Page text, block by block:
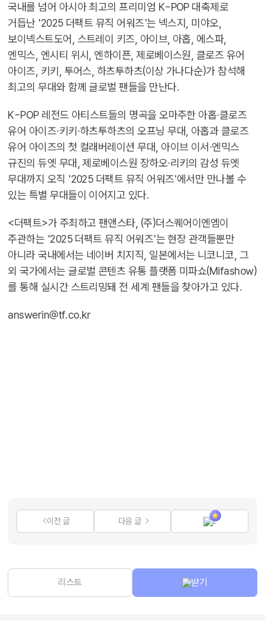
국내를 넘어 아시아 최고의 프리미엄 K-POP 대축제로
거듭난 '2025 더팩트 뮤직 어워즈'는 넥스지, 미야오,
보이넥스트도어, 스트레이 키즈, 아이브, 아홉, 에스파,
엔믹스, 엔시티 위시, 엔하이픈, 제로베이스원, 클로즈 유어
아이즈, 키키, 투어스, 하츠투하츠(이상 가나다순)가 참석해
최고의 무대와 함께 글로벌 팬들을 만난다.
K-POP 레전드 아티스트들의 명곡을 오마주한 아홉∙클로즈
유어 아이즈∙키키∙하츠투하츠의 오프닝 무대, 아홉과 클로즈
유어 아이즈의 첫 컬래버레이션 무대, 아이브 이서∙엔믹스
규진의 듀엣 무대, 제로베이스원 장하오∙리키의 감성 듀엣
무대까지 오직 '2025 더팩트 뮤직 어워즈'에서만 만나볼 수
있는 특별 무대들이 이어지고 있다.
<더팩트>가 주최하고 팬앤스타, (주)더스퀘어이엔엠이
주관하는 '2025 더팩트 뮤직 어워즈'는 현장 관객들뿐만
아니라 국내에서는 네이버 치지직, 일본에서는 니코니코, 그
외 국가에서는 글로벌 콘텐츠 유통 플랫폼 미파쇼(Mifashow)
를 통해 실시간 스트리밍돼 전 세계 팬들을 찾아가고 있다.
answerin@tf.co.kr
이전 글 다음 글 2
리스트 받기